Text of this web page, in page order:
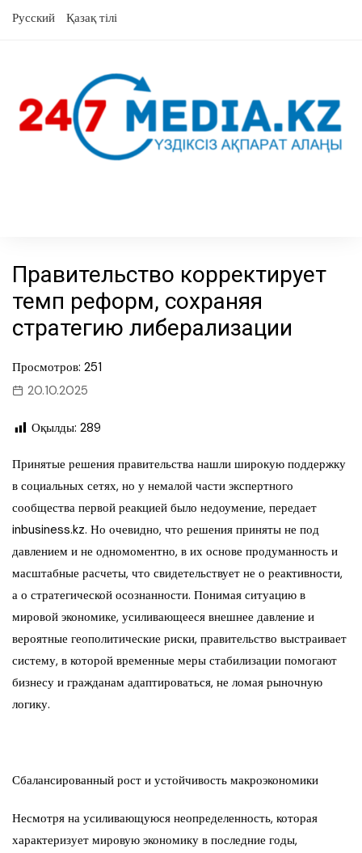
Русский Қазақ тілі
Правительство корректирует
темп реформ, сохраняя
стратегию либерализации
Просмотров: 251
20.10.2025
Оқылды: 289
Принятые решения правительства нашли широкую поддержку
в социальных сетях, но у немалой части экспертного
сообщества первой реакцией было недоумение, передает
inbusiness.kz. Но очевидно, что решения приняты не под
давлением и не одномоментно, в их основе продуманность и
масштабные расчеты, что свидетельствует не о реактивности,
а о стратегической осознанности. Понимая ситуацию в
мировой экономике, усиливающееся внешнее давление и
вероятные геополитические риски, правительство выстраивает
систему, в которой временные меры стабилизации помогают
бизнесу и гражданам адаптироваться, не ломая рыночную
логику.
Сбалансированный рост и устойчивость макроэкономики
Несмотря на усиливающуюся неопределенность, которая
характеризует мировую экономику в последние годы,